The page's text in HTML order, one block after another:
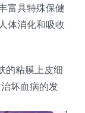
富具特殊保健
体消化和吸收
的粘膜上皮细
坏血病的发